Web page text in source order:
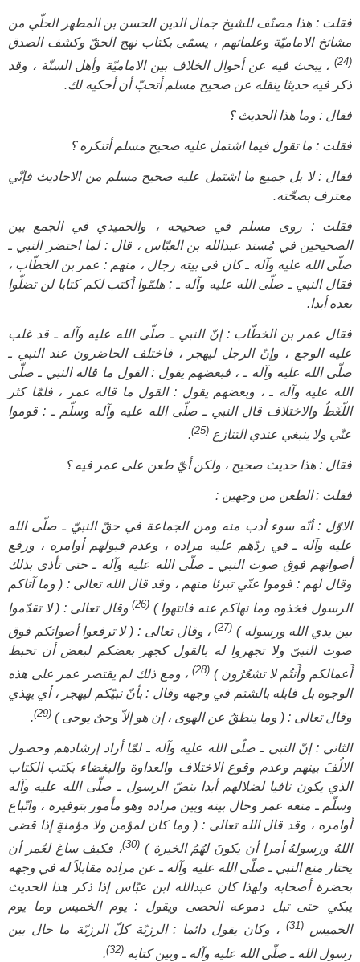
فقلت : هذا مصنّف للشيخ جمال الدين الحسن بن المطهر الحلّي من
مشائخ الاماميّة وعلمائهم ، يسمّى بكتاب نهج الحقّ وكشف الصدق
(24)
، يبحث فيه عن أحوال الخلاف بين الاماميّة وأهل السنّة ، وقد
ذكر فيه حديثا ينقله عن صحيح مسلم أتحبّ أن أحكيه لك.
فقال : وما هذا الحديث ؟
فقلت : ما تقول فيما اشتمل عليه صحيح مسلم أتنكره ؟
فقال : لا بل جميع ما اشتمل عليه صحيح مسلم من الاحاديث فإنّي
معترف بصحّته.
فقلت : روى مسلم في صحيحه ، والحميدي في الجمع بين
الصحيحين في مُسند عبدالله بن العبّاس ، قال : لما احتضر النبي ـ
صلّى الله عليه وآله ـ كان في بيته رجال ، منهم : عمر بن الخطّاب ،
فقال النبي ـ صلّى الله عليه وآله ـ : هلمّوا أكتب لكم كتابا لن تضلّوا
بعده أبدا.
فقال عمر بن الخطّاب : إنّ النبي ـ صلّى الله عليه وآله ـ قد غلب
عليه الوجع ، وإنّ الرجل ليهجر ، فاختلف الحاضرون عند النبي ـ
صلّى الله عليه وآله ـ ، فبعضهم يقول : القول ما قاله النبي ـ صلّى
الله عليه وآله ـ ، وبعضهم يقول : القول ما قاله عمر ، فلمّا كثر
اللّغَطُ والاختلاف قال النبي ـ صلّى الله عليه وآله وسلّم ـ : قوموا
عنّي ولا ينبغي عندي التنازع (25)
.
فقال : هذا حديث صحيح ، ولكن أيّ طعن على عمر فيه ؟
فقلت : الطعن من وجهين :
الاوّل : أنّه سوء أدب منه ومن الجماعة في حقّ النبيّ ـ صلّى الله
عليه وآله ـ في ردّهم عليه مراده ، وعدم قبولهم أوامره ، ورفع
أصواتهم فوق صوت النبي ـ صلّى الله عليه وآله ـ حتى تأذى بذلك
وقال لهم : قوموا عنّي تبرئا منهم ، وقد قال الله تعالى : ( وما آتاكم
الرسول فخذوه وما نهاكم عنه فانتهوا ) (26)
وقال تعالى : ( لا تقدّموا
بين يدي الله ورسوله ) (27)
، وقال تعالى : ( لا ترفعوا أصواتكم فوق
صوت النبىّ ولا تجهروا له بالقول كجهر بعضكم لبعض أن تحبط
أَعمالكم وأَنتُم لا تشعُرُون )(28)
، ومع ذلك لم يقتصر عمر على هذه
الوجوه بل قابله بالشتم في وجهه وقال : بأنّ نبيّكم ليهجر ، أي يهذي
وقال تعالى : ( وما ينطقُ عن الهوى ، إن هو إلاّ وحىٌ يوحى ) (29)
.
الثاني : إنّ النبي ـ صلّى الله عليه وآله ـ لمّا أراد إرشادهم وحصول
الالُفَ بينهم وعدم وقوع الاختلاف والعداوة والبغضاء بكتب الكتاب
الذي يكون نافيا لضلالهم أبدا بنصّ الرسول ـ صلّى الله عليه وآله
وسلّم ـ‍ منعه عمر وحال بينه وبين مراده وهو مأمور بتوقيره ، واتّباع
أوامره ، وقد قال الله تعالى : ( وما كان لمؤمن ولا مؤمنةٍ إذا قضى
اللهُ ورسولهُ أمرا أن يكونَ لهُمُ الخيرة ) (30)
، فكيف ساغ لعُمر أن
يختار منع النبي ـ صلّى الله عليه وآله ـ عن مراده مقابلاً له في وجهه
بحضرة أصحابه ولهذا كان عبدالله ابن عبّاس إذا ذكر هذا الحديث
يبكي حتى تبل دموعه الحصى ويقول : يوم الخميس وما يوم
الخميس(31)
، وكان يقول دائما : الرزيّة كلّ الرزيّة ما حال بين
رسول الله ـ صلّى الله عليه وآله ـ وبين كتابه (32)
.